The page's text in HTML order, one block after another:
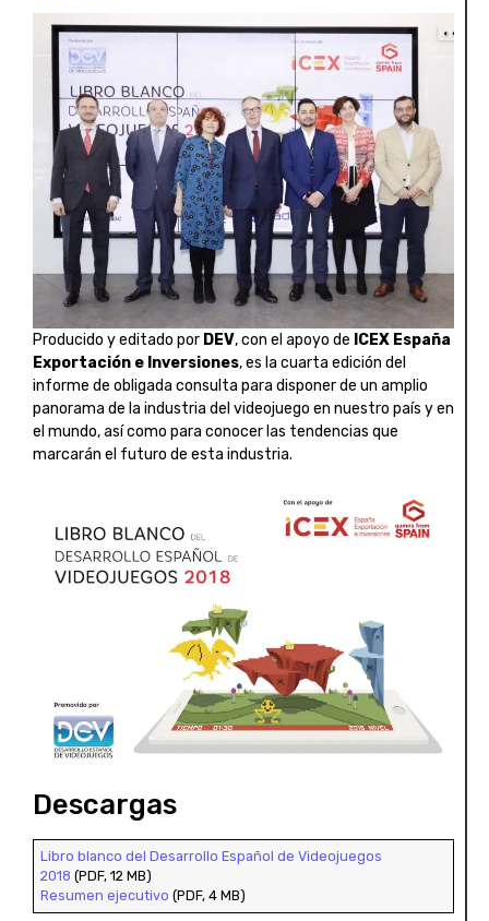
Producido y editado por DEV, con el apoyo de ICEX España
Exportación e Inversiones, es la cuarta edición del
informe de obligada consulta para disponer de un amplio
panorama de la industria del videojuego en nuestro país y en
el mundo, así como para conocer las tendencias que
marcarán el futuro de esta industria.
Descargas
Libro blanco del Desarrollo Español de Videojuegos
2018 (PDF, 12 MB)
Resumen ejecutivo (PDF, 4 MB)